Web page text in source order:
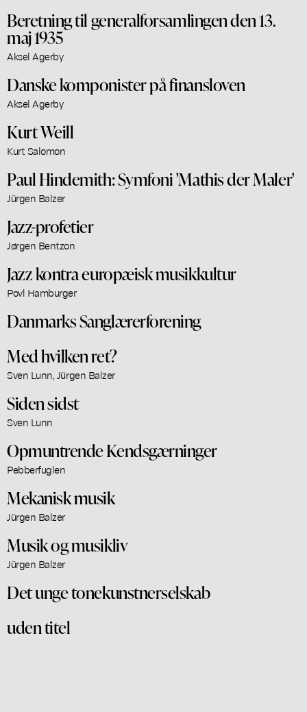
Beretning til generalforsamlingen den 13.
maj 1935
Aksel Agerby
Danske komponister på finansloven
Aksel Agerby
Kurt Weill
Kurt Salomon
Paul Hindemith: Symfoni 'Mathis der Maler'
Jürgen Balzer
Jazz-profetier
Jørgen Bentzon
Jazz kontra europæisk musikkultur
Povl Hamburger
Danmarks Sanglærerforening
Med hvilken ret?
Sven Lunn, Jürgen Balzer
Siden sidst
Sven Lunn
Opmuntrende Kendsgærninger
Pebberfuglen
Mekanisk musik
Jürgen Balzer
Musik og musikliv
Jürgen Balzer
Det unge tonekunstnerselskab
uden titel